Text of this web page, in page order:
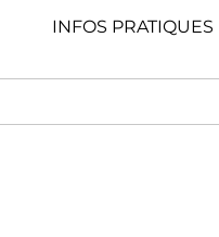
INFOS PRATIQUES